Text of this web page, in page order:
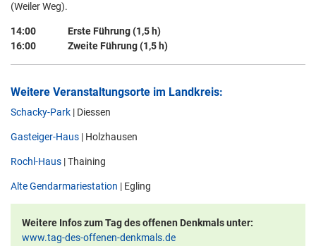
(Weiler Weg).
14:00 Erste Führung (1,5 h)
16:00 Zweite Führung (1,5 h)
Weitere Veranstaltungsorte im Landkreis:
Schacky-Park| Diessen
Gasteiger-Haus| Holzhausen
Rochl-Haus| Thaining
Alte Gendarmariestation | Egling
Weitere Infos zum Tag des offenen Denkmals unter:
www.tag-des-offenen-denkmals.de